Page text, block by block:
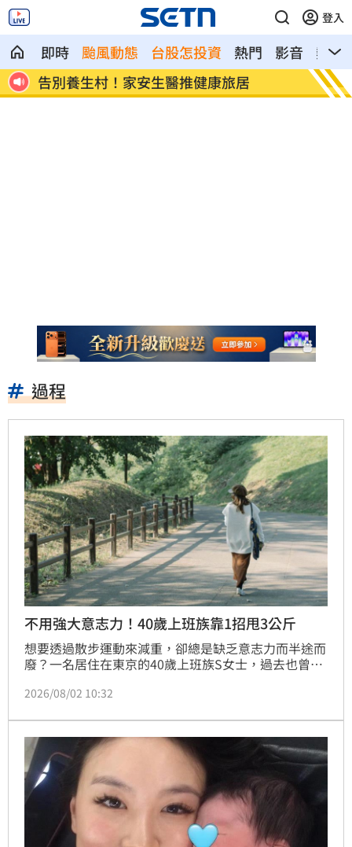
登入
即時 颱風動態 台股怎投資 熱門 影音
熱搜
高市早苗勘災掀論戰 官邸駁只待3分鐘
中聯
過程
不用強大意志力！40歲上班族靠1招甩3公斤
想要透過散步運動來減重，卻總是缺乏意志力而半途而
廢？一名居住在東京的40歲上班族S女士，過去也曾面
延長運動時間或增加每日步數，僅僅改變了「散步路線
2026/08/02 10:32